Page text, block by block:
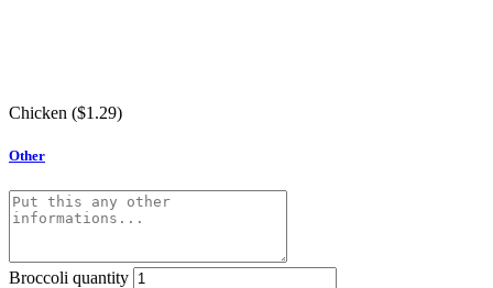
Chicken ($1.29)
Other
Broccoli quantity